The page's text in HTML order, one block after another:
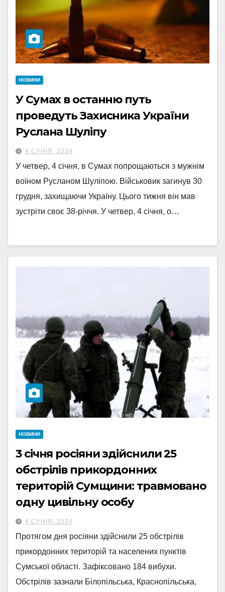
НОВИНИ
У Сумах в останню путь
проведуть Захисника України
Руслана Шуліпу
4 СІЧНЯ, 2024
У четвер, 4 січня, в Сумах попрощаються з мужнім
воїном Русланом Шуліпою. Військовик загинув 30
грудня, захищаючи Україну. Цього тижня він мав
зустріти своє 38-річчя. У четвер, 4 січня, о…
НОВИНИ
3 січня росіяни здійснили 25
обстрілів прикордонних
територій Сумщини: травмовано
одну цивільну особу
4 СІЧНЯ, 2024
Протягом дня росіяни здійснили 25 обстрілів
прикордонних територій та населених пунктів
Сумської області. Зафіксовано 184 вибухи.
Обстрілів зазнали Білопільська, Краснопільська,